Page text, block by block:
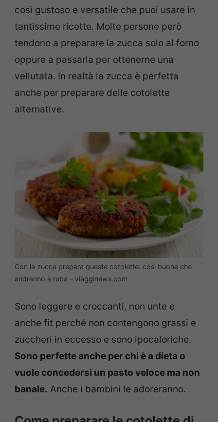
così gustoso e versatile che puoi usare in
tantissime ricette. Molte persone però
tendono a preparare la zucca solo al forno
oppure a passarla per ottenerne una
vellutata. In realtà la zucca è perfetta
anche per preparare delle cotolette
alternative.
Con la zucca prepara queste cotolette: così buone che
andranno a ruba – viagginews.com
Sono leggere e croccanti, non unte e
anche fit perché non contengono grassi e
zuccheri in eccesso e sono ipocaloriche.
Sono perfette anche per chi è a dieta o
vuole concedersi un pasto veloce ma non
banale. Anche i bambini le adoreranno.